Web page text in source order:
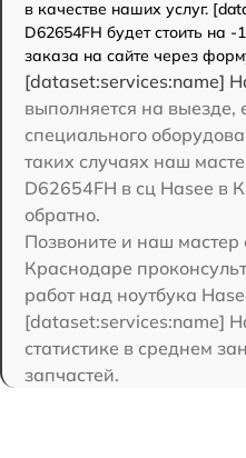
в качестве наших услуг.
D62654FH будет стоить на
заказа на сайте через
[dataset:services:name]
выполняется на выезде,
специального
таких случаях наш
D62654FH в сц Hasee в
обратно.
Позвоните и наш мастер
Краснодаре
работ над ноутбука
[dataset:services:name]
статистике в среднем
запчастей.